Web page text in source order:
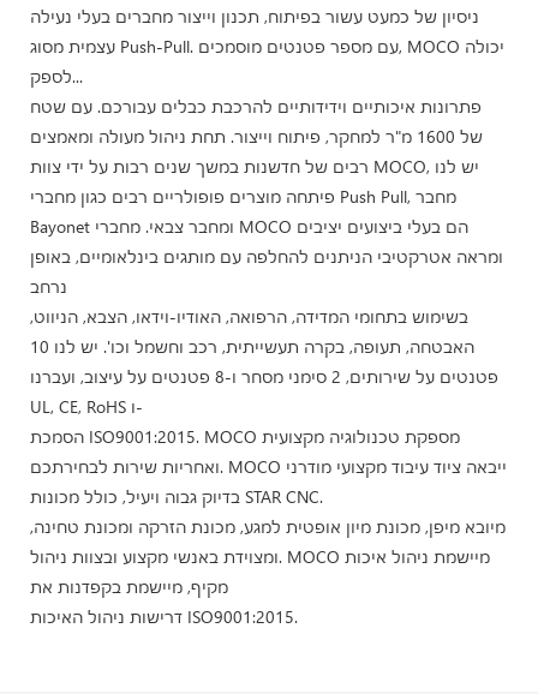
ניסיון של כמעט עשור בפיתוח, תכנון וייצור מחברים בעלי נעילה
עצמית מסוג Push-Pull. עם מספר פטנטים מוסמכים, MOCO יכולה
לספק...
פתרונות איכותיים וידידותיים להרכבת כבלים עבורכם. עם שטח
של 1600 מ"ר למחקר, פיתוח וייצור. תחת ניהול מעולה ומאמצים
רבים של חדשנות במשך שנים רבות על ידי צוות MOCO, יש לנו
פיתחה מוצרים פופולריים רבים כגון מחברי Push Pull, מחבר
Bayonet ומחבר צבאי. מחברי MOCO הם בעלי ביצועים יציבים
ומראה אטרקטיבי הניתנים להחלפה עם מותגים בינלאומיים, באופן
נרחב
בשימוש בתחומי המדידה, הרפואה, האודיו-וידאו, הצבא, הניווט,
האבטחה, תעופה, בקרה תעשייתית, רכב וחשמל וכו'. יש לנו 10
פטנטים על שירותים, 2 סימני מסחר ו-8 פטנטים על עיצוב, ועברנו
UL, CE, RoHS ו-
הסמכת ISO9001:2015. MOCO מספקת טכנולוגיה מקצועית
ואחריות שירות לבחירתכם. MOCO ייבאה ציוד עיבוד מקצועי מודרני
בדיוק גבוה ויעיל, כולל מכונות STAR CNC.
מיובא מיפן, מכונת מיון אופטית למגע, מכונת הזרקה ומכונת טחינה,
ומצוידת באנשי מקצוע ובצוות ניהול. MOCO מיישמת ניהול איכות
מקיף, מיישמת בקפדנות את
דרישות ניהול האיכות ISO9001:2015.